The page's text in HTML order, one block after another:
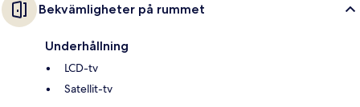
Bekvämligheter på rummet
Underhållning
LCD-tv
Satellit-tv